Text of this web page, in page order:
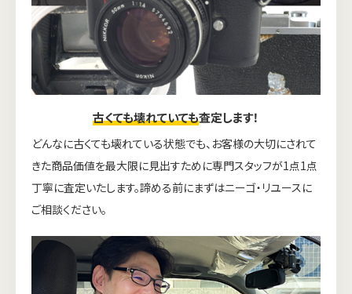
古くても壊れていても査定します！
どんなに古くても壊れている状態でも、お客様の大切にされて
きた商品価値を最大限に見出すために専門スタッフが1点1点
丁寧に査定いたします。諦める前にまずはニーゴ・リユースに
ご相談ください。